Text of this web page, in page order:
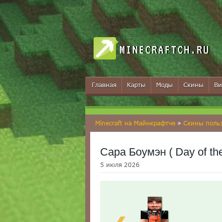
MINECRAFTCH.RU
Главная Карты Моды Скины
Minecraft на Майнкрафтче » Скины
Сара Боумэн ( Day of
5 июля 2026